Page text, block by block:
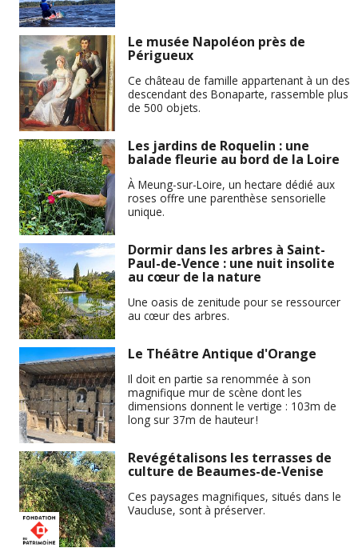
Le musée Napoléon près de
Périgueux
Ce château de famille appartenant à un des
descendant des Bonaparte, rassemble plus
de 500 objets.
Les jardins de Roquelin : une
balade fleurie au bord de la Loire
À Meung-sur-Loire, un hectare dédié aux
roses offre une parenthèse sensorielle
unique.
Dormir dans les arbres à Saint-
Paul-de-Vence : une nuit insolite
au cœur de la nature
Une oasis de zenitude pour se ressourcer
au cœur des arbres.
Le Théâtre Antique d'Orange
Il doit en partie sa renommée à son
magnifique mur de scène dont les
dimensions donnent le vertige : 103m de
long sur 37m de hauteur !
Revégétalisons les terrasses de
culture de Beaumes-de-Venise
Ces paysages magnifiques, situés dans le
Vaucluse, sont à préserver.